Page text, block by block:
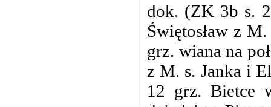
dok. (ZK 3b s.
Świętosław z
grz. wiana na
z M. s. Janka i
12 grz. Bietce